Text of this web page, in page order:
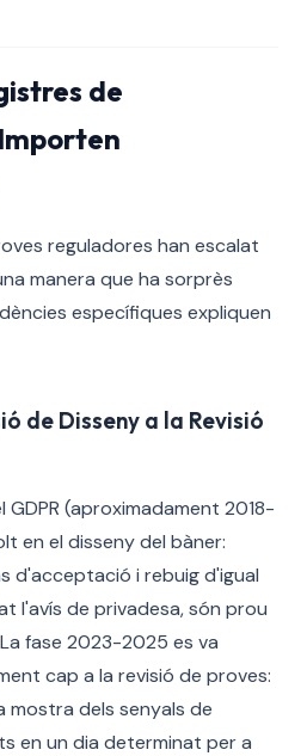
de
reguladores han escalat
manera que ha sorprès
específiques expliquen
de Disseny a la Revisió
(aproximadament 2018-
en el disseny del bàner:
d'acceptació i rebuig d'igual
l'avís de privadesa, són prou
fase 2023-2025 es va
cap a la revisió de proves:
dels senyals de
en un dia determinat per a